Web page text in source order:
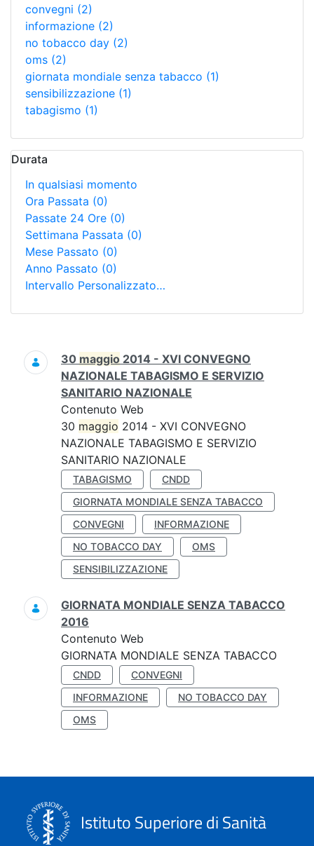
convegni (2)
informazione (2)
no tobacco day (2)
oms (2)
giornata mondiale senza tabacco (1)
sensibilizzazione (1)
tabagismo (1)
Durata
In qualsiasi momento
Ora Passata (0)
Passate 24 Ore (0)
Settimana Passata (0)
Mese Passato (0)
Anno Passato (0)
Intervallo Personalizzato…
Ricerca
30 maggio 2014 - XVI CONVEGNO
NAZIONALE TABAGISMO E SERVIZIO
SANITARIO NAZIONALE
Contenuto Web
30 maggio 2014 - XVI CONVEGNO
NAZIONALE TABAGISMO E SERVIZIO
SANITARIO NAZIONALE
TABAGISMO
CNDD
GIORNATA MONDIALE SENZA TABACCO
CONVEGNI
INFORMAZIONE
NO TOBACCO DAY
OMS
SENSIBILIZZAZIONE
GIORNATA MONDIALE SENZA TABACCO
2016
Contenuto Web
GIORNATA MONDIALE SENZA TABACCO
CNDD
CONVEGNI
INFORMAZIONE
NO TOBACCO DAY
OMS
Istituto Superiore di Sanità